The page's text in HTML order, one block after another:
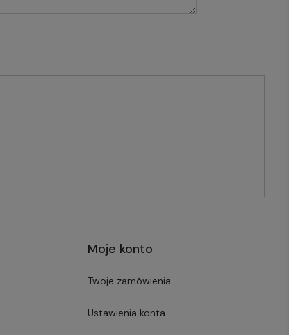
Moje konto
Twoje zamówienia
Ustawienia konta